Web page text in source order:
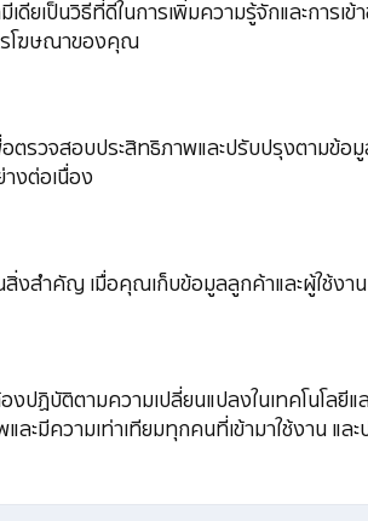
ยเป็นวิธีที่ดีในการเพิ่มความรู้จักและการเข้า
รโฆษณาของคุณ
ตรวจสอบประสิทธิภาพและปรับปรุงตามข้อ
งต่อเนื่อง
ำคัญ เมื่อคุณเก็บข้อมูลลูกค้าและผู้ใช้งาน
องปฏิบัติตามความเปลี่ยนแปลงในเทคโนโลยี
ละมีความเท่าเทียมทุกคนที่เข้ามาใช้งาน แล